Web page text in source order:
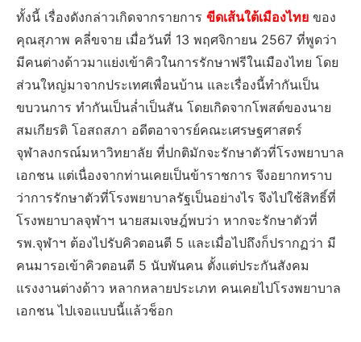
ทั้งนี้ เรื่องดังกล่าวเกิดจากรายการ ขีดเส้นใต้เมืองไทย ของ
คุณสุภาพ คลี่ขจาย เมื่อวันที่ 13 พฤศจิกายน 2567 ที่พูดว่า
มีคนต่างด้าวมาแย่งเข้าคิวในการรักษาฟรีในเมืองไทย โดย
ส่วนใหญ่มาจากประเทศเพื่อนบ้าน และเรื่องนี้ทำกันเป็น
ขบวนการ ทำกันเป็นล่ำเป็นสัน โดยเกิดจากโพสต์ของนาย
สมเกียรติ โอสถสภา อดีตอาจารย์คณะเศรษฐศาสตร์
จุฬาลงกรณ์มหาวิทยาลัย ที่ปกติมักจะรักษาตัวที่โรงพยาบาล
เอกชน แต่เนื่องจากท่านเคยเป็นข้าราชการ จึงอยากทราบ
ว่าการรักษาตัวที่โรงพยาบาลรัฐเป็นอย่างไร จึงไปใช้สิทธิ์ที่
โรงพยาบาลจุฬาฯ นายสมเจษฎ์พบว่า หากจะรักษาตัวที่
รพ.จุฬาฯ ต้องไปรับคิวตอนตี 5 และเมื่อไปถึงก็ปรากฏว่า มี
คนมารอเข้าคิวตอนตี 5 นับพันคน ตั้งแต่ประกันสังคม
แรงงานต่างด้าว หลากหลายประเภท คนเคยไปโรงพยาบาล
เอกชน ไปเจอแบบนี้แล้วช็อก